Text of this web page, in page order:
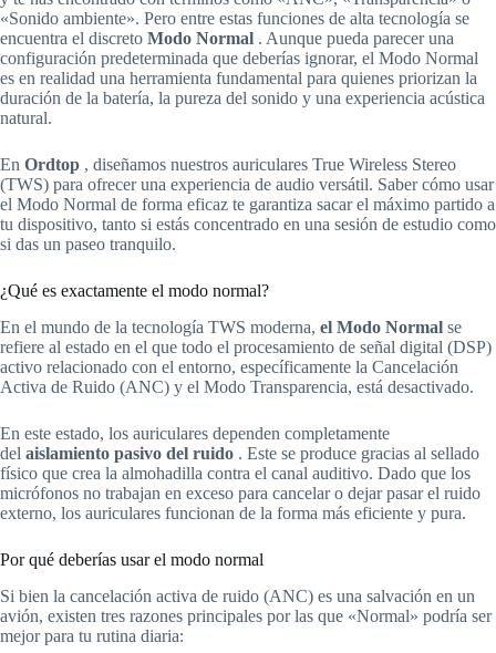
«Sonido ambiente». Pero entre estas funciones de alta tecnología se
encuentra el discreto Modo Normal . Aunque pueda parecer una
configuración predeterminada que deberías ignorar, el Modo Normal
es en realidad una herramienta fundamental para quienes priorizan la
duración de la batería, la pureza del sonido y una experiencia acústica
natural.
En Ordtop , diseñamos nuestros auriculares True Wireless Stereo
(TWS) para ofrecer una experiencia de audio versátil. Saber cómo usar
el Modo Normal de forma eficaz te garantiza sacar el máximo partido a
tu dispositivo, tanto si estás concentrado en una sesión de estudio como
si das un paseo tranquilo.
¿Qué es exactamente el modo normal?
En el mundo de la tecnología TWS moderna, el Modo Normal se
refiere al estado en el que todo el procesamiento de señal digital (DSP)
activo relacionado con el entorno, específicamente la Cancelación
Activa de Ruido (ANC) y el Modo Transparencia, está desactivado.
En este estado, los auriculares dependen completamente
del aislamiento pasivo del ruido . Este se produce gracias al sellado
físico que crea la almohadilla contra el canal auditivo. Dado que los
micrófonos no trabajan en exceso para cancelar o dejar pasar el ruido
externo, los auriculares funcionan de la forma más eficiente y pura.
Por qué deberías usar el modo normal
Si bien la cancelación activa de ruido (ANC) es una salvación en un
avión, existen tres razones principales por las que «Normal» podría ser
mejor para tu rutina diaria: